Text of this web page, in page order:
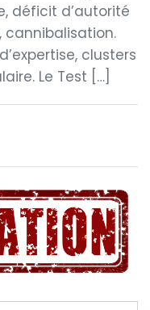
déficit d’autorité
cannibalisation.
clusters
Le Test […]